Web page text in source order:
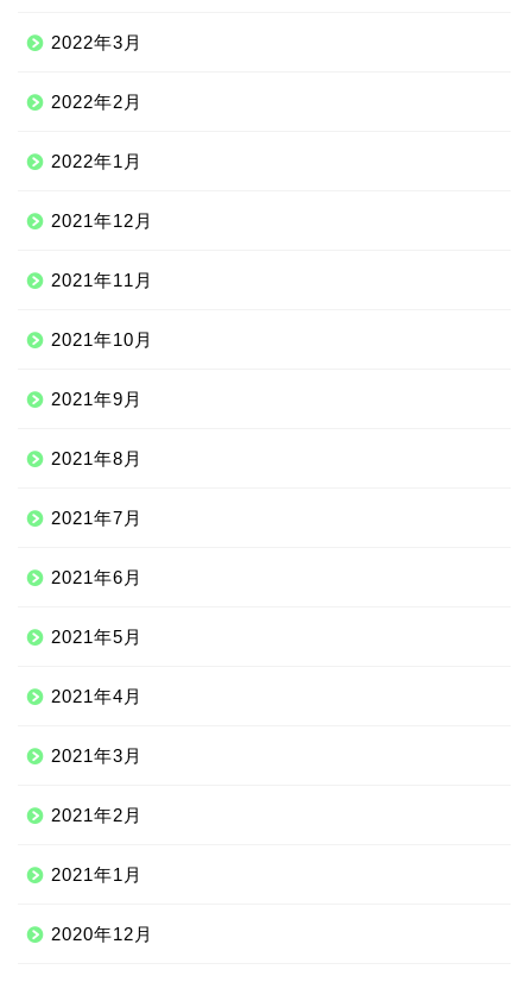
2022年3月
2022年2月
2022年1月
2021年12月
2021年11月
2021年10月
2021年9月
2021年8月
2021年7月
2021年6月
2021年5月
2021年4月
2021年3月
2021年2月
2021年1月
2020年12月